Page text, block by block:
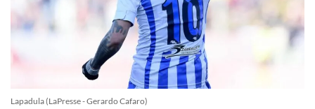
Lapadula (LaPresse - Gerardo Cafaro)